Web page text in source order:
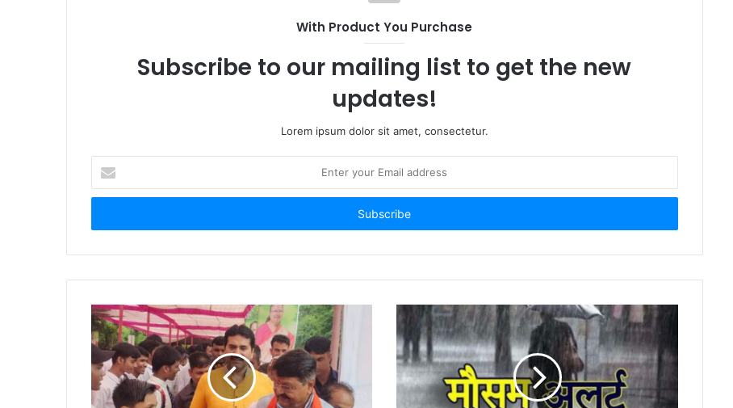
With Product You Purchase
Subscribe to our mailing list to get the new
updates!
Lorem ipsum dolor sit amet, consectetur.
your
Email